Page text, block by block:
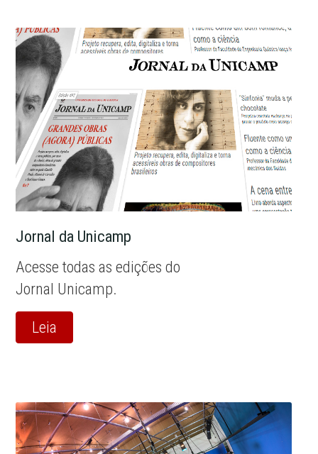
Jornal da Unicamp
Acesse todas as edições do
Jornal Unicamp.
Leia